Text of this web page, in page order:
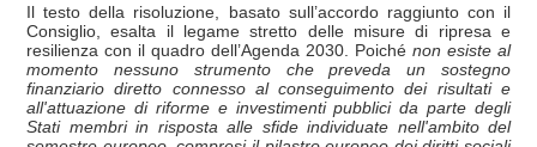
Il testo della risoluzione, basato sull’accordo raggiunto con il
Consiglio, esalta il legame stretto delle misure di ripresa e
resilienza con il quadro dell’Agenda 2030. Poiché non esiste al
momento nessuno strumento che preveda un sostegno
finanziario diretto connesso al conseguimento dei risultati e
all'attuazione di riforme e investimenti pubblici da parte degli
Stati membri in risposta alle sfide individuate nell'ambito del